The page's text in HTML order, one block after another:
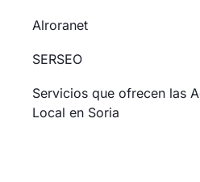
Alroranet
SERSEO
Servicios que ofrecen las
Local en Soria